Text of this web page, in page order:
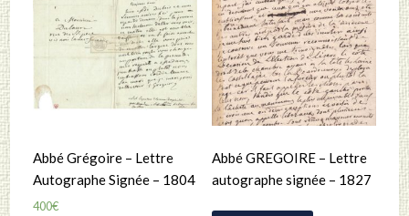
Abbé Grégoire – Lettre
Autographe Signée – 1804
400€
Abbé GREGOIRE – Lettre
autographe signée – 1827